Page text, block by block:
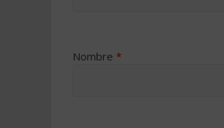
Nombre *